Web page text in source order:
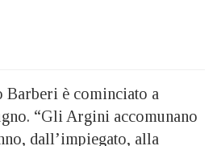
è cominciato a
“Gli Argini accomunano
dall’impiegato, alla